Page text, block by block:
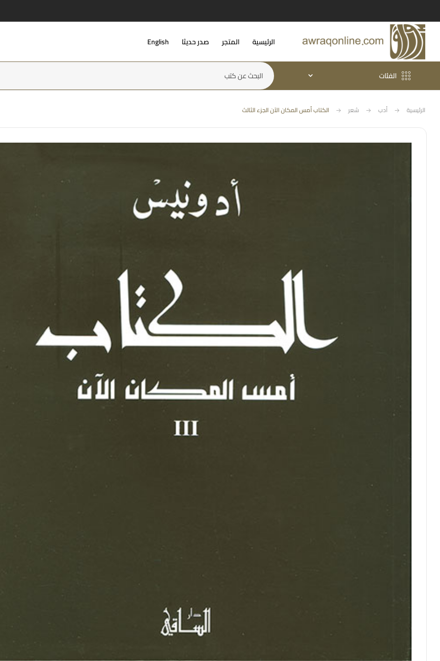
الرئيسية المتجر صدر حديثا English
الفئات
الرئيسية أدب شعر الكتاب أمس المكان الآن الجزء الثالث